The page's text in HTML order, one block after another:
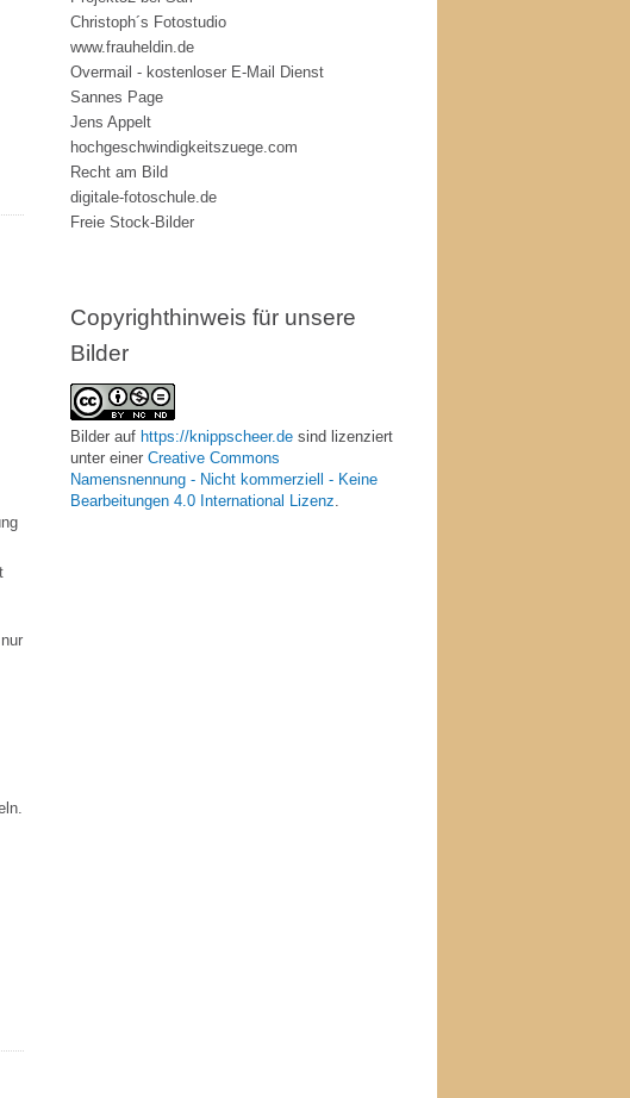
Christoph´s Fotostudio
www.frauheldin.de
Overmail - kostenloser E-Mail Dienst
Sannes Page
Jens Appelt
hochgeschwindigkeitszuege.com
Recht am Bild
digitale-fotoschule.de
Freie Stock-Bilder
Copyrighthinweis für unsere
Bilder
Bilder auf https://knippscheer.de sind lizenziert
unter einer Creative Commons
Namensnennung - Nicht kommerziell - Keine
Bearbeitungen 4.0 International Lizenz.